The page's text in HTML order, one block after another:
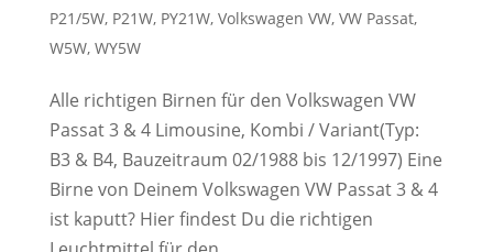
P21/5W, P21W, PY21W, Volkswagen VW, VW Passat,
W5W, WY5W
Alle richtigen Birnen für den Volkswagen VW
Passat 3 & 4 Limousine, Kombi / Variant(Typ:
B3 & B4, Bauzeitraum 02/1988 bis 12/1997) Eine
Birne von Deinem Volkswagen VW Passat 3 & 4
ist kaputt? Hier findest Du die richtigen